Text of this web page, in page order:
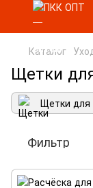
Каталог
Щетки
Щетки для
Фильтр